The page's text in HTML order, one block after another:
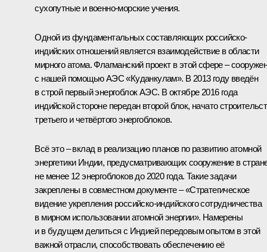
сухопутные и военно-морские учения.
Одной из фундаментальных составляющих российско-
индийских отношений является взаимодействие в области
мирного атома. Флагманский проект в этой сфере –
с нашей помощью АЭС «Куданкулам». В 2013 году введён
в строй первый энергоблок АЭС. В октябре 2016 года
индийской стороне передан второй блок, начато
третьего и четвёртого энергоблоков.
Всё это – вклад в реализацию планов по развитию атомной
энергетики Индии, предусматривающих сооружение в
не менее 12 энергоблоков до 2020 года. Такие задачи
закреплены в совместном документе – «Стратегическое
видение укрепления российско-индийского сотрудничества
в мирном использовании атомной энергии». Намерены
и в будущем делиться с Индией передовым опытом в этой
важной отрасли, способствовать обеспечению её